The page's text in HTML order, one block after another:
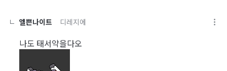
엘쁜나이트 디레지에
나도 태서약을다오